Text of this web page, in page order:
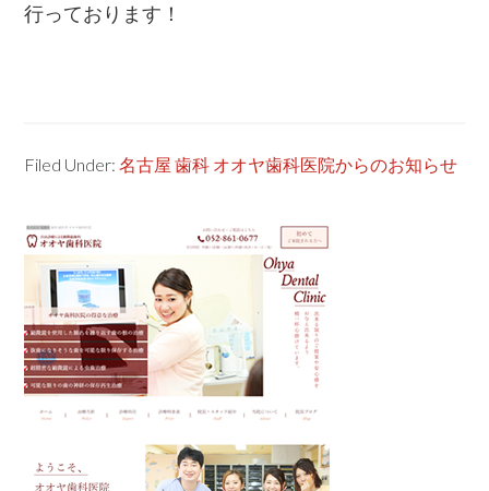
行っております！
Filed Under:名古屋 歯科 オオヤ歯科医院からのお知らせ
Primary
Sidebar